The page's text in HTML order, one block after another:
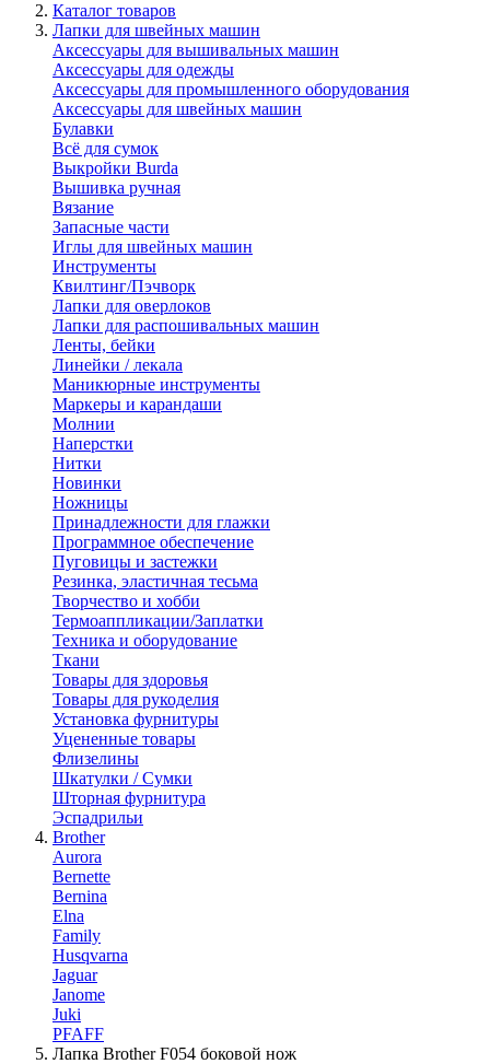
Каталог товаров
Лапки для швейных машин
Аксессуары для вышивальных машин
Аксессуары для одежды
Аксессуары для промышленного оборудования
Аксессуары для швейных машин
Булавки
Всё для сумок
Выкройки Burda
Вышивка ручная
Вязание
Запасные части
Иглы для швейных машин
Инструменты
Квилтинг/Пэчворк
Лапки для оверлоков
Лапки для распошивальных машин
Ленты, бейки
Линейки / лекала
Маникюрные инструменты
Маркеры и карандаши
Молнии
Наперстки
Нитки
Новинки
Ножницы
Принадлежности для глажки
Программное обеспечение
Пуговицы и застежки
Резинка, эластичная тесьма
Творчество и хобби
Термоаппликации/Заплатки
Техника и оборудование
Ткани
Товары для здоровья
Товары для рукоделия
Установка фурнитуры
Уцененные товары
Флизелины
Шкатулки / Сумки
Шторная фурнитура
Эспадрильи
Brother
Aurora
Bernette
Bernina
Elna
Family
Husqvarna
Jaguar
Janome
Juki
PFAFF
Лапка Brother F054 боковой нож